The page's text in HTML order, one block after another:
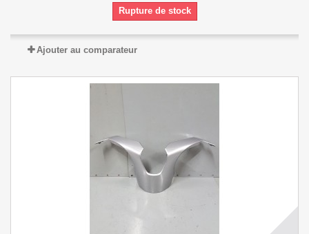
Rupture de stock
Ajouter au comparateur